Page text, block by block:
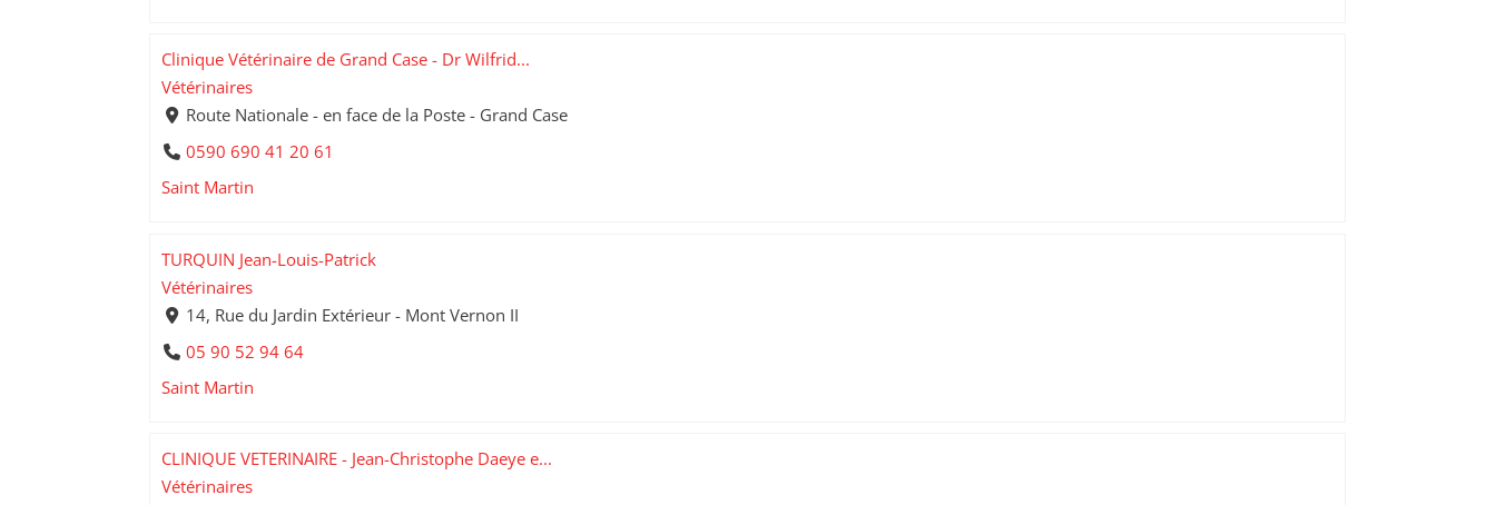
Clinique Vétérinaire de Grand Case - Dr Wilfrid...
Vétérinaires
Route Nationale - en face de la Poste - Grand Case
0590 690 41 20 61
Saint Martin
TURQUIN Jean-Louis-Patrick
Vétérinaires
14, Rue du Jardin Extérieur - Mont Vernon II
05 90 52 94 64
Saint Martin
CLINIQUE VETERINAIRE - Jean-Christophe Daeye e...
Vétérinaires